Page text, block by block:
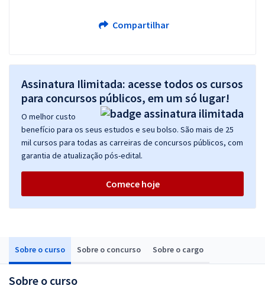
Sobre o curso Sobre o concurso Sobre o cargo
Sobre o curso
Compartilhar
Assinatura Ilimitada: acesse todos os cursos
para concursos públicos, em um só lugar!
O melhor custo
benefício para os seus estudos e seu bolso. São mais de 25
mil cursos para todas as carreiras de concursos públicos, com
garantia de atualização pós-edital.
Comece hoje